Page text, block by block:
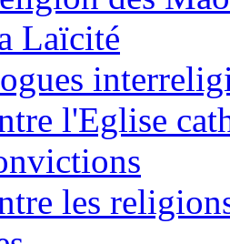
Laïcité
l'Eglise
les